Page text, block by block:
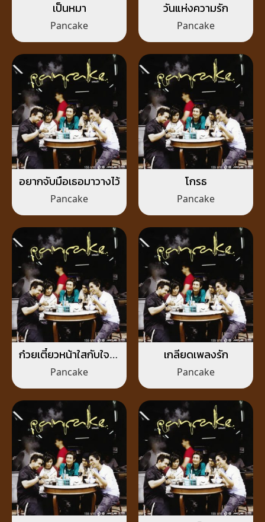
เป็นหมา
Pancake
วันแห่งความรัก
Pancake
อยากจับมือเธอมาวางไว้
Pancake
โกรธ
Pancake
ก๋วยเตี๋ยวหน้าใสกับใจโท
รมๆ
Pancake
เกลียดเพลงรัก
Pancake